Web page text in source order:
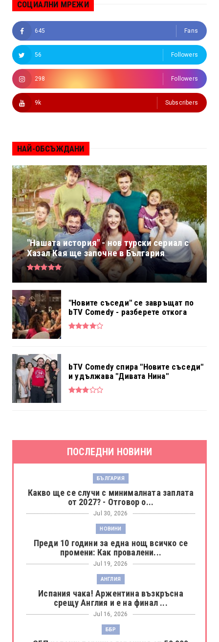
СОЦИАЛНИ МРЕЖИ
645 Fans
56 Followers
298 Followers
9k Subscribers
НАЙ-ОБСЪЖДАНИ
"Нашата история" - нов турски сериал с
Хазал Кая ще започне в България
"Новите съседи" се завръщат по
bTV Comedy - разберете откога
bTV Comedy спира "Новите съседи"
и удължава "Дивата Нина"
ПОСЛЕДНИ НОВИНИ
БЪЛГАРИЯ
Какво ще се случи с минималната заплата
от 2027? - Отговор о...
Jul 30, 2026
НОВИНИ
Преди 10 години за една нощ всичко се
промени: Как провалени...
Jul 19, 2026
АНГЛИЯ
Испания чака! Аржентина възкръсна
срещу Англия и е на финал ...
Jul 16, 2026
ББР